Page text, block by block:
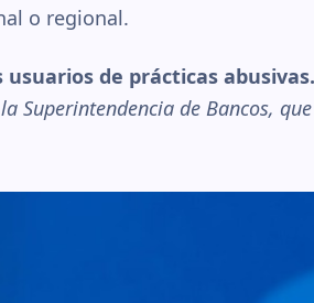
o regional.
de prácticas abusivas.
Superintendencia de Bancos,